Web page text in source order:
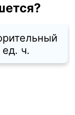
ч.